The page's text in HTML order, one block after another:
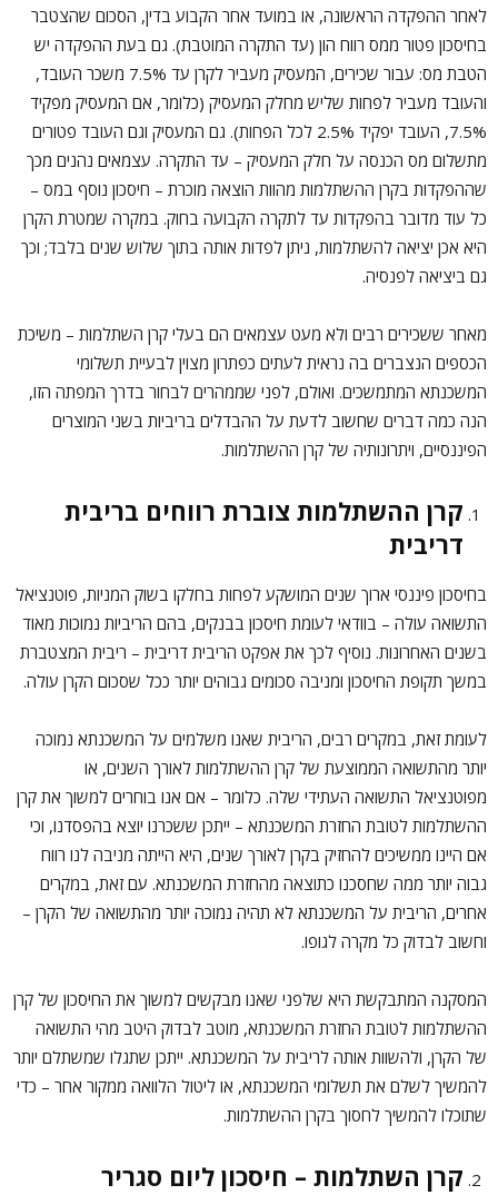
לאחר ההפקדה הראשונה, או במועד אחר הקבוע בדין, הסכום שהצטבר
בחיסכון פטור ממס רווח הון (עד התקרה המוטבת). גם בעת ההפקדה יש
הטבת מס: עבור שכירים, המעסיק מעביר לקרן עד 7.5% משכר העובד,
והעובד מעביר לפחות שליש מחלק המעסיק (כלומר, אם המעסיק מפקיד
7.5%, העובד יפקיד 2.5% לכל הפחות). גם המעסיק וגם העובד פטורים
מתשלום מס הכנסה על חלק המעסיק – עד התקרה. עצמאים נהנים מכך
שההפקדות בקרן ההשתלמות מהוות הוצאה מוכרת – חיסכון נוסף במס –
כל עוד מדובר בהפקדות עד לתקרה הקבועה בחוק. במקרה שמטרת הקרן
היא אכן יציאה להשתלמות, ניתן לפדות אותה בתוך שלוש שנים בלבד; וכך
גם ביציאה לפנסיה.
מאחר ששכירים רבים ולא מעט עצמאים הם בעלי קרן השתלמות – משיכת
הכספים הנצברים בה נראית לעתים כפתרון מצוין לבעיית תשלומי
המשכנתא המתמשכים. ואולם, לפני שממהרים לבחור בדרך המפתה הזו,
הנה כמה דברים שחשוב לדעת על ההבדלים בריביות בשני המוצרים
הפיננסיים, ויתרונותיה של קרן ההשתלמות.
קרן ההשתלמות צוברת רווחים בריבית
דריבית
בחיסכון פיננסי ארוך שנים המושקע לפחות בחלקו בשוק המניות, פוטנציאל
התשואה עולה – בוודאי לעומת חיסכון בבנקים, בהם הריביות נמוכות מאוד
בשנים האחרונות. נוסיף לכך את אפקט הריבית דריבית – ריבית המצטברת
במשך תקופת החיסכון ומניבה סכומים גבוהים יותר ככל שסכום הקרן עולה.
לעומת זאת, במקרים רבים, הריבית שאנו משלמים על המשכנתא נמוכה
יותר מהתשואה הממוצעת של קרן ההשתלמות לאורך השנים, או
מפוטנציאל התשואה העתידי שלה. כלומר – אם אנו בוחרים למשוך את קרן
ההשתלמות לטובת החזרת המשכנתא – ייתכן ששכרנו יוצא בהפסדנו, וכי
אם היינו ממשיכים להחזיק בקרן לאורך שנים, היא הייתה מניבה לנו רווח
גבוה יותר ממה שחסכנו כתוצאה מהחזרת המשכנתא. עם זאת, במקרים
אחרים, הריבית על המשכנתא לא תהיה נמוכה יותר מהתשואה של הקרן –
וחשוב לבדוק כל מקרה לגופו.
המסקנה המתבקשת היא שלפני שאנו מבקשים למשוך את החיסכון של קרן
ההשתלמות לטובת החזרת המשכנתא, מוטב לבדוק היטב מהי התשואה
של הקרן, ולהשוות אותה לריבית על המשכנתא. ייתכן שתגלו שמשתלם יותר
להמשיך לשלם את תשלומי המשכנתא, או ליטול הלוואה ממקור אחר – כדי
שתוכלו להמשיך לחסוך בקרן ההשתלמות.
קרן השתלמות – חיסכון ליום סגריר